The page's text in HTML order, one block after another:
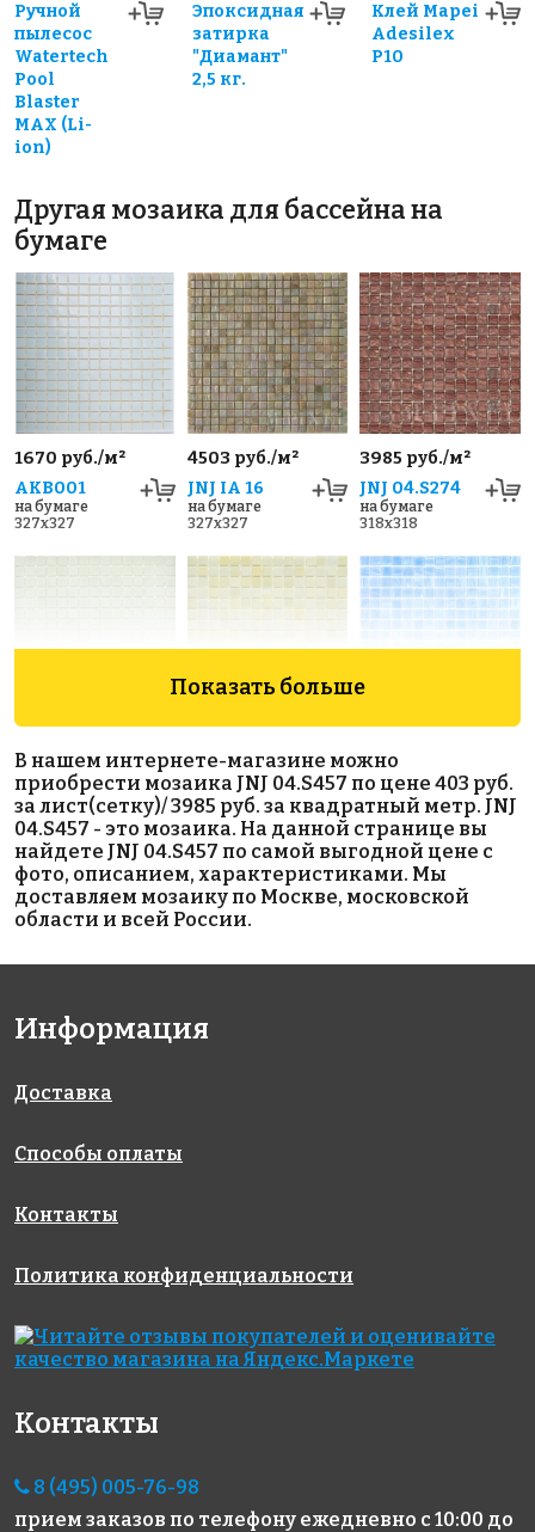
Ручной
пылесос
Watertech
Pool
Blaster
MAX (Li-
ion)
Эпоксидная
затирка
"Диамант"
2,5 кг.
Клей Mapei
Adesilex
P10
Другая мозаика для бассейна на
бумаге
1670 руб./м²
AKB001
на бумаге
327x327
4503 руб./м²
JNJ IA 16
на бумаге
327x327
3985 руб./м²
JNJ 04.S274
на бумаге
318x318
AKB092
на бумаге
327x327
JNJ 05.181
на бумаге
327x327
AKB037
на бумаге
327x327
4790 руб./м²
327x327
1670 руб./м²
AKB101
на бумаге
316x316
AKB042
на бумаге
327x327
AKS126
на бумаге
316x316
Показать больше
В нашем интернете-магазине можно
приобрести мозаика JNJ 04.S457 по цене 403 руб.
за лист(сетку)/ 3985 руб. за квадратный метр. JNJ
04.S457 - это мозаика. На данной странице вы
найдете JNJ 04.S457 по самой выгодной цене с
фото, описанием, характеристиками. Мы
доставляем мозаику по Москве, московской
области и всей России.
Информация
Доставка
Способы оплаты
Контакты
Политика конфиденциальности
Контакты
8 (495) 005-76-98
прием заказов по телефону ежедневно с 10:00 до